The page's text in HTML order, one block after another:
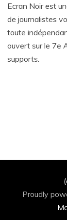
Ecran Noir est
de journalistes
toute
ouvert sur le 7e
supports.
Proudly